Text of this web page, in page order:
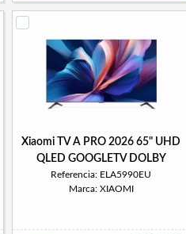
Xiaomi TV A PRO 2026 65" UHD
QLED GOOGLETV DOLBY
Referencia: ELA5990EU
Marca: XIAOMI